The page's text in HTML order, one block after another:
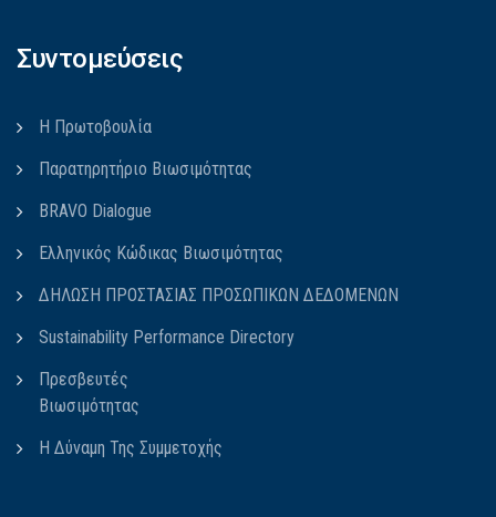
Συντομεύσεις
Η Πρωτοβουλία
Παρατηρητήριο Βιωσιμότητας
BRAVO Dialogue
Ελληνικός Κώδικας Βιωσιμότητας
ΔΗΛΩΣΗ ΠΡΟΣΤΑΣΙΑΣ ΠΡΟΣΩΠΙΚΩΝ ΔΕΔΟΜΕΝΩΝ
Sustainability Performance Directory
Πρεσβευτές
Βιωσιμότητας
Η Δύναμη Της Συμμετοχής